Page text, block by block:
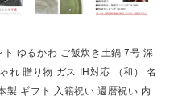
ゆるかわ ご飯炊き土鍋 7号 深
れ 贈り物 ガス IH対応 （和） 名
製 ギフト 入籍祝い 還暦祝い 内